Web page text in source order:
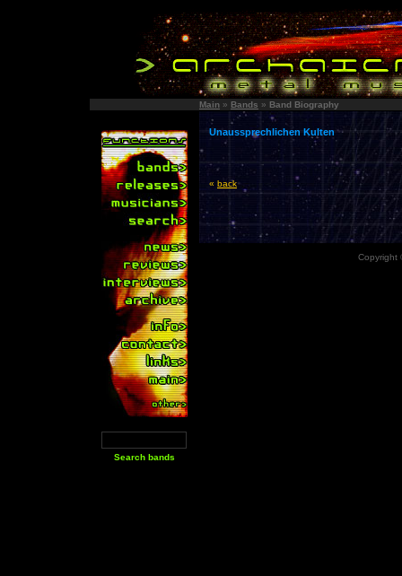
Main » Bands » Band Biography
Unaussprechlichen Kulten
« back
Copyright